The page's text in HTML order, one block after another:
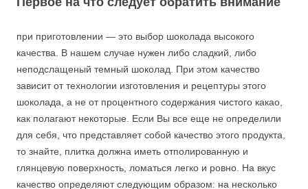
при приготовлении — это выбор шоколада высокого
качества. В нашем случае нужен либо сладкий, либо
неподслащеный темный шоколад. При этом качество
зависит от технологии изготовления и рецептуры этого
шоколада, а не от процентного содержания чистого какао,
как полагают некоторые. Если Вы все еще не определили
для себя, что представляет собой качество этого продукта,
то знайте, плитка должна иметь отполированную и
глянцевую поверхность, ломаться легко и ровно. На вкус
качество определяют следующим образом: на несколько